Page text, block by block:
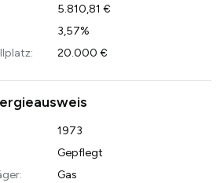
5.810,81 €
3,57%
20.000 €
1973
Gepflegt
Gas